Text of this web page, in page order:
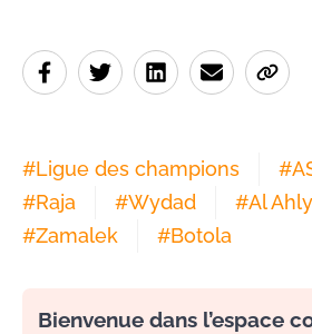
#Ligue des champions #
#Raja #Wydad #Al Ahly
#Zamalek #Botola
Bienvenue dans l’espace